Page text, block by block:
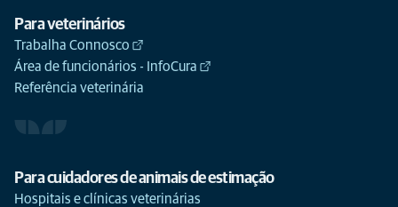
Para veterinários
Trabalha Connosco
Área de funcionários - InfoCura
Referência veterinária
Para cuidadores de animais de estimação
Hospitais e clínicas veterinárias